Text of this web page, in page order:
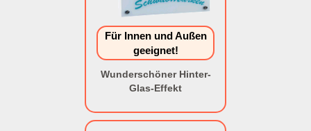
Für Innen und Außen
geeignet!
Wunderschöner Hinter-
Glas-Effekt